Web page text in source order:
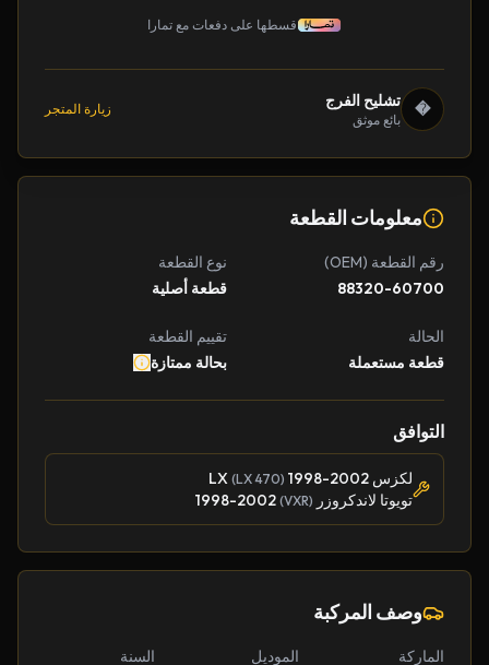
قسطها على دفعات مع تمارا
� تشليح الفرج
بائع موثق
زيارة المتجر
معلومات القطعة
رقم القطعة (OEM)
88320-60700
نوع القطعة
قطعة أصلية
الحالة
قطعة مستعملة
تقييم القطعة
بحالة ممتازة
التوافق
لكزس LX (LX 470) 1998-2002
تويوتا لاندكروزر (VXR)
وصف المركبة
الماركة الموديل السنة